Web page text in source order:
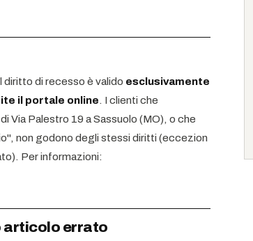
diritto di recesso è valido esclusivamente
il portale online . I clienti che
Via Palestro 19 a Sassuolo (MO), o che
non godono degli stessi diritti (eccezion
Per informazioni:
articolo errato